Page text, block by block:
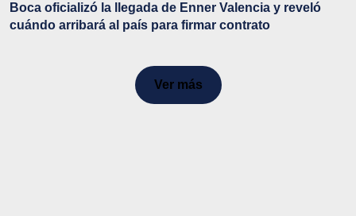
Boca oficializó la llegada de Enner Valencia y reveló
cuándo arribará al país para firmar contrato
Ver más